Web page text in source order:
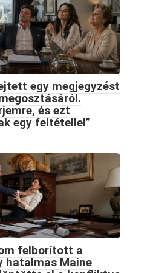
egy megjegyzést
és ezt
egy feltétellel”
felborított a
hatalmas Maine